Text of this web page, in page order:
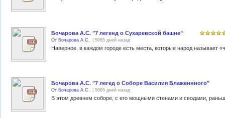
Бочарова А.С. "7 легенд о Сухаревской башне"
От Бочарова А.С. | 5065 дней назад
Наверное, в каждом городе есть места, которые народ
Бочарова А.С. "7 легед о Соборе Василия Блаженнного"
От Бочарова А.С. | 5065 дней назад